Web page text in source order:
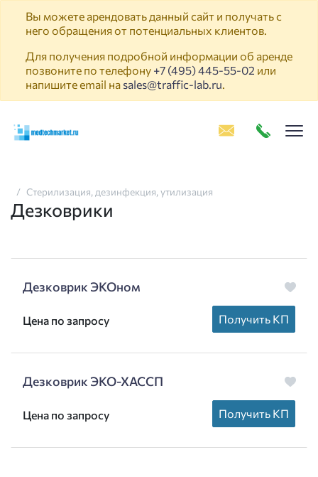
Вы можете арендовать данный сайт и получать с
него обращения от потенциальных клиентов.
Для получения подробной информации об аренде
позвоните по телефону +7 (495) 445-55-02 или
напишите email на sales@traffic-lab.ru.
Стерилизация, дезинфекция, утилизация
Дезковрики
Дезковрик ЭКОном
Цена по запросу Получить КП
Дезковрик ЭКО-ХАССП
Цена по запросу Получить КП